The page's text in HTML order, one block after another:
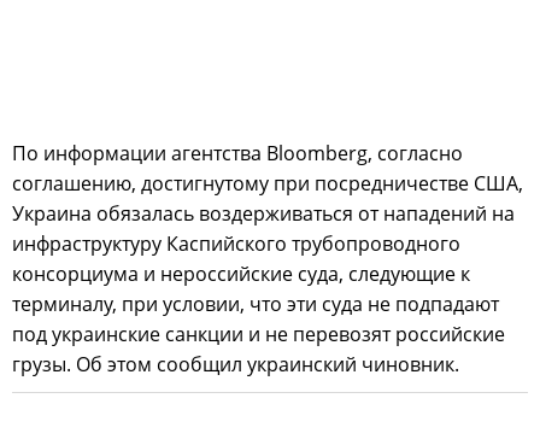
По информации агентства Bloomberg, согласно
соглашению, достигнутому при посредничестве США,
Украина обязалась воздерживаться от нападений на
инфраструктуру Каспийского трубопроводного
консорциума и нероссийские суда, следующие к
терминалу, при условии, что эти суда не подпадают
под украинские санкции и не перевозят российские
грузы. Об этом сообщил украинский чиновник.